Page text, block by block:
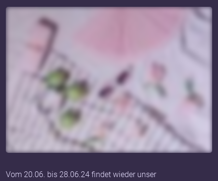
Vom 20.06. bis 28.06.24 findet wieder unser